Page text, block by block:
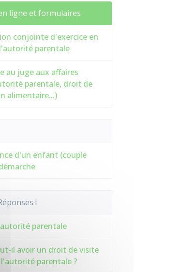
ligne et formulaires
conjointe d'exercice en
parentale
au juge aux affaires
parentale, droit de
alimentaire...)
d'un enfant (couple
!
parentale
il avoir un droit de visite
parentale ?